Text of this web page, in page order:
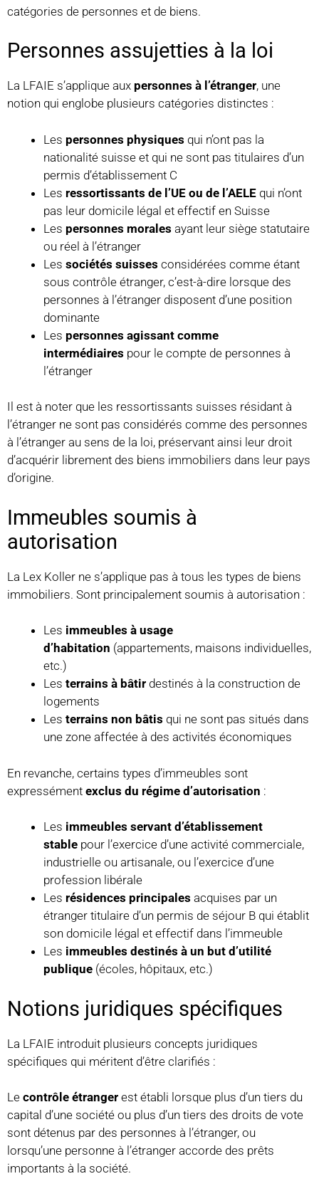
catégories de personnes et de biens.
Personnes assujetties à la loi
La LFAIE s’applique aux personnes à l’étranger, une
notion qui englobe plusieurs catégories distinctes :
Les personnes physiques qui n’ont pas la
nationalité suisse et qui ne sont pas titulaires d’un
permis d’établissement C
Les ressortissants de l’UE ou de l’AELE qui n’ont
pas leur domicile légal et effectif en Suisse
Les personnes morales ayant leur siège statutaire
ou réel à l’étranger
Les sociétés suisses considérées comme étant
sous contrôle étranger, c’est-à-dire lorsque des
personnes à l’étranger disposent d’une position
dominante
Les personnes agissant comme
intermédiaires pour le compte de personnes à
l’étranger
Il est à noter que les ressortissants suisses résidant à
l’étranger ne sont pas considérés comme des personnes
à l’étranger au sens de la loi, préservant ainsi leur droit
d’acquérir librement des biens immobiliers dans leur pays
d’origine.
Immeubles soumis à
autorisation
La Lex Koller ne s’applique pas à tous les types de biens
immobiliers. Sont principalement soumis à autorisation :
Les immeubles à usage
d’habitation (appartements, maisons individuelles,
etc.)
Les terrains à bâtir destinés à la construction de
logements
Les terrains non bâtis qui ne sont pas situés dans
une zone affectée à des activités économiques
En revanche, certains types d’immeubles sont
expressément exclus du régime d’autorisation :
Les immeubles servant d’établissement
stable pour l’exercice d’une activité commerciale,
industrielle ou artisanale, ou l’exercice d’une
profession libérale
Les résidences principales acquises par un
étranger titulaire d’un permis de séjour B qui établit
son domicile légal et effectif dans l’immeuble
Les immeubles destinés à un but d’utilité
publique (écoles, hôpitaux, etc.)
Notions juridiques spécifiques
La LFAIE introduit plusieurs concepts juridiques
spécifiques qui méritent d’être clarifiés :
Le contrôle étranger est établi lorsque plus d’un tiers du
capital d’une société ou plus d’un tiers des droits de vote
sont détenus par des personnes à l’étranger, ou
lorsqu’une personne à l’étranger accorde des prêts
importants à la société.